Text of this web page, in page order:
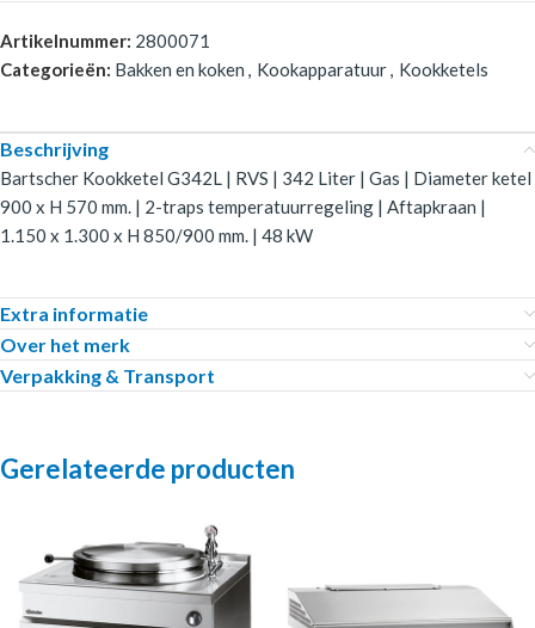
Artikelnummer: 2800071
Categorieën: Bakken en koken , Kookapparatuur, Kookketels
Beschrijving
Bartscher Kookketel G342L | RVS | 342 Liter | Gas | Diameter ketel
900 x H 570 mm. | 2-traps temperatuurregeling | Aftapkraan |
1.150 x 1.300 x H 850/900 mm. | 48 kW
Extra informatie
Over het merk
Verpakking & Transport
Gerelateerde producten